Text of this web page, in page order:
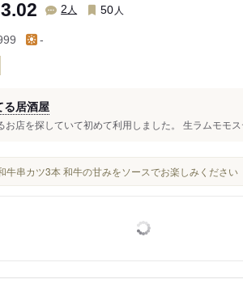
3.02 2 人 50 人
-
る居酒屋
お店を探していて初めて利用しました。 生ラムモモ
串カツ3本 和牛の甘みをソースでお楽しみくださ